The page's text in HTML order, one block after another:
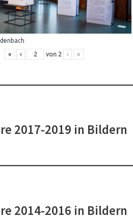
« ‹ von 2 › »
2017-2019 in Bildern
2014-2016 in Bildern